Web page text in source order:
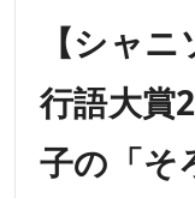
【シャ
行語大賞
子の「そ